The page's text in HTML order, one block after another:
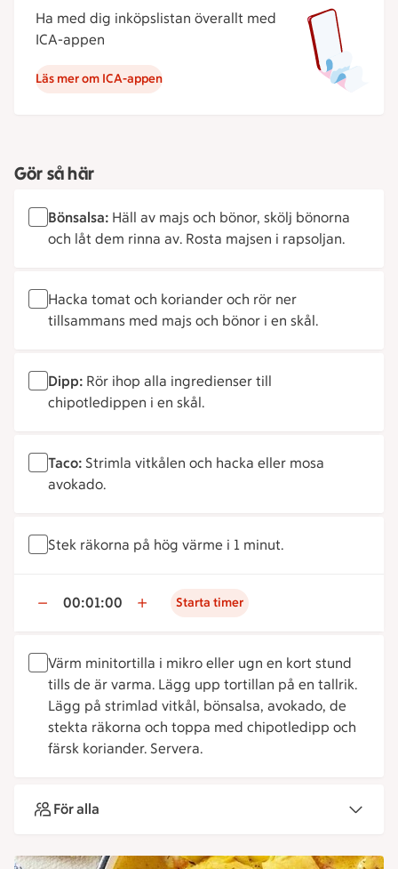
Ha med dig inköpslistan överallt med
ICA-appen
Läs mer om ICA-appen
Gör så här
Bönsalsa: Häll av majs och bönor, skölj bönorna
och låt dem rinna av. Rosta majsen i rapsoljan.
Hacka tomat och koriander och rör ner
tillsammans med majs och bönor i en skål.
Dipp: Rör ihop alla ingredienser till
chipotledippen i en skål.
Taco: Strimla vitkålen och hacka eller mosa
avokado.
Stek räkorna på hög värme i 1 minut.
00:01:00 Starta timer
Värm minitortilla i mikro eller ugn en kort stund
tills de är varma. Lägg upp tortillan på en tallrik.
Lägg på strimlad vitkål, bönsalsa, avokado, de
stekta räkorna och toppa med chipotledipp och
färsk koriander. Servera.
För alla